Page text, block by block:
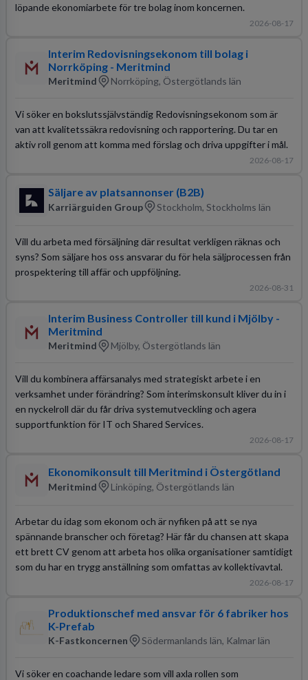
löpande ekonomiarbete för tre bolag inom koncernen.
2026-08-17
Interim Redovisningsekonom till bolag i
Norrköping - Meritmind
Meritmind Norrköping, Östergötlands län
Vi söker en bokslutssjälvständig Redovisningsekonom som är
van att kvalitetssäkra redovisning och rapportering. Du tar en
aktiv roll genom att komma med förslag och driva uppgifter i mål.
2026-08-17
Säljare av platsannonser (B2B)
Karriärguiden Group Stockholm, Stockholms län
Vill du arbeta med försäljning där resultat verkligen räknas och
syns? Som säljare hos oss ansvarar du för hela säljprocessen från
prospektering till affär och uppföljning.
2026-08-31
Interim Business Controller till kund i Mjölby -
Meritmind
Meritmind Mjölby, Östergötlands län
Vill du kombinera affärsanalys med strategiskt arbete i en
verksamhet under förändring? Som interimskonsult kliver du in i
en nyckelroll där du får driva systemutveckling och agera
supportfunktion för IT och Shared Services.
2026-08-17
Ekonomikonsult till Meritmind i Östergötland
Meritmind Linköping, Östergötlands län
Arbetar du idag som ekonom och är nyfiken på att se nya
spännande branscher och företag? Här får du chansen att skapa
ett brett CV genom att arbeta hos olika organisationer samtidigt
som du har en trygg anställning som omfattas av kollektivavtal.
2026-08-17
Produktionschef med ansvar för 6 fabriker hos
K-Prefab
K-Fastkoncernen Södermanlands län, Kalmar län
Vi söker en coachande ledare som vill axla rollen som